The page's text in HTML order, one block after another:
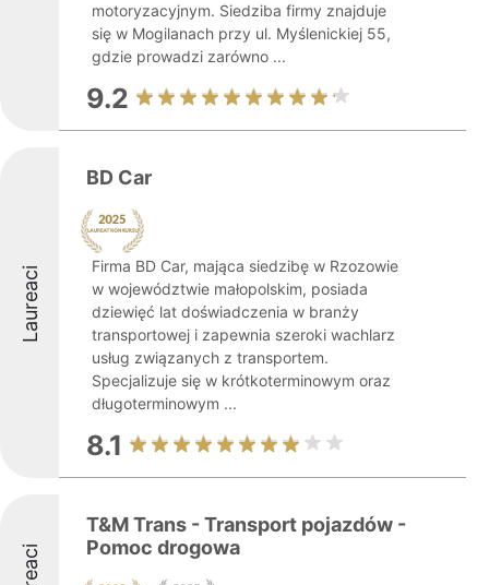
motoryzacyjnym. Siedziba firmy znajduje
się w Mogilanach przy ul. Myślenickiej 55,
gdzie prowadzi zarówno ...
9.2
Laureaci
BD Car
Firma BD Car, mająca siedzibę w Rzozowie
w województwie małopolskim, posiada
dziewięć lat doświadczenia w branży
transportowej i zapewnia szeroki wachlarz
usług związanych z transportem.
Specjalizuje się w krótkoterminowym oraz
długoterminowym ...
8.1
T&M Trans - Transport pojazdów -
Pomoc drogowa